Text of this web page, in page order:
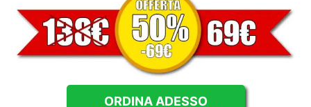
ORDINA ADESSO